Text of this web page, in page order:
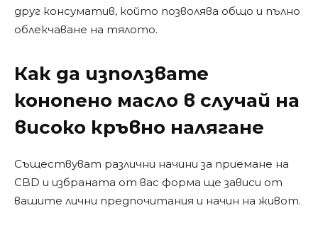
друг консуматив, който позволява общо и пълно
облекчаване на тялото.
Как да използвате
конопено масло в случай на
високо кръвно налягане
Съществуват различни начини за приемане на
CBD и избраната от вас форма ще зависи от
вашите лични предпочитания и начин на живот.